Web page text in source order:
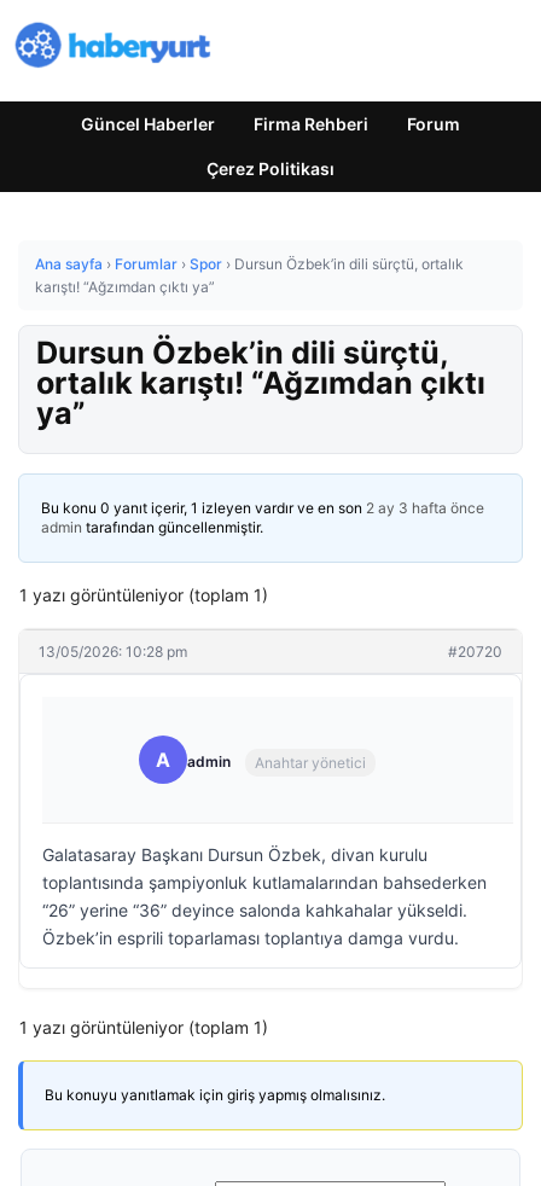
Güncel Haberler Firma Rehberi Forum
Çerez Politikası
Ana sayfa › Forumlar › Spor › Dursun Özbek’in dili sürçtü, ortalık
karıştı! “Ağzımdan çıktı ya”
Dursun Özbek’in dili sürçtü,
ortalık karıştı! “Ağzımdan çıktı
ya”
Bu konu 0 yanıt içerir, 1 izleyen vardır ve en son 2 ay 3 hafta önce
admin tarafından güncellenmiştir.
1 yazı görüntüleniyor (toplam 1)
13/05/2026: 10:28 pm #20720
A admin Anahtar yönetici
Galatasaray Başkanı Dursun Özbek, divan kurulu
toplantısında şampiyonluk kutlamalarından bahsederken
“26” yerine “36” deyince salonda kahkahalar yükseldi.
Özbek’in esprili toparlaması toplantıya damga vurdu.
1 yazı görüntüleniyor (toplam 1)
Bu konuyu yanıtlamak için giriş yapmış olmalısınız.